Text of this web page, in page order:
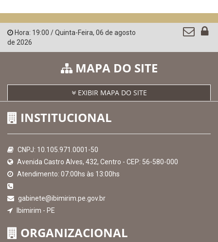
Hora: 19:00 /Quinta-Feira, 06 de agosto
de 2026
MAPA DO SITE
EXIBIR MAPA DO SITE
INSTITUCIONAL
CNPJ: 10.105.971.0001-50
Avenida Castro Alves, 432, Centro - CEP: 56-580-000
Atendimento: 07:00hs às 13:00hs
gabinete@ibimirim.pe.gov.br
Ibimirim - PE
ORGANIZACIONAL